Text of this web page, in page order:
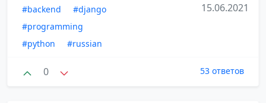
#backend
#django
#programming
#python
#russian
15.06.2021
0 53 ответов